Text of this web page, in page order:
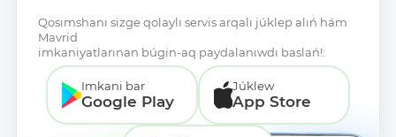
Qosımshanı sizge qolaylı servis arqalı júklep alıń hám
Mavrid
imkaniyatlarınan búgin-aq paydalanıwdı baslań!:
Imkani bar
Google Play
Júklew
App Store